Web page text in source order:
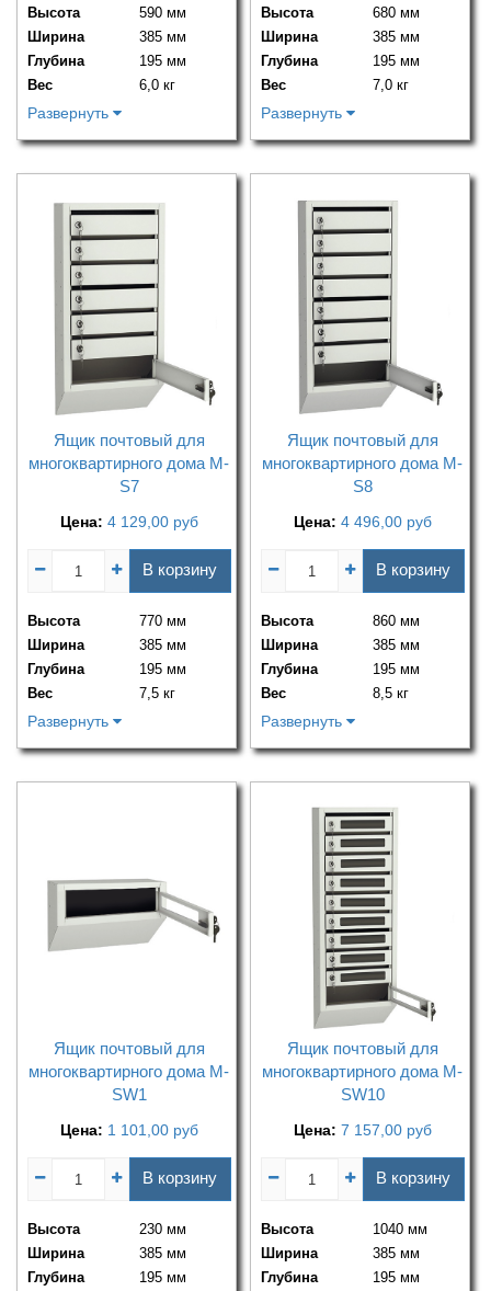
Высота
590 мм
Ширина
385 мм
Глубина
195 мм
Вес
6,0 кг
Развернуть
Высота
680 мм
Ширина
385 мм
Глубина
195 мм
Вес
7,0 кг
Развернуть
Ящик почтовый для
многоквартирного дома M-
S7
Цена: 4 129,00 руб
В корзину
Высота
770 мм
Ширина
385 мм
Глубина
195 мм
Вес
7,5 кг
Развернуть
Ящик почтовый для
многоквартирного дома M-
S8
Цена: 4 496,00 руб
В корзину
Высота
860 мм
Ширина
385 мм
Глубина
195 мм
Вес
8,5 кг
Развернуть
Ящик почтовый для
многоквартирного дома M-
SW1
Цена: 1 101,00 руб
В корзину
Высота
230 мм
Ширина
385 мм
Глубина
195 мм
Ящик почтовый для
многоквартирного дома M-
SW10
Цена: 7 157,00 руб
В корзину
Высота
1040 мм
Ширина
385 мм
Глубина
195 мм